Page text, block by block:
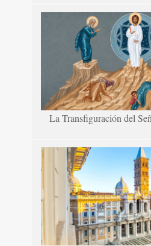
La Transfiguración del